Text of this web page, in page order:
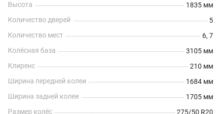
Высота
1835 мм
Количество дверей
5
Количество мест
6, 7
Колёсная база
3105 мм
Клиренс
210 мм
Ширина передней колеи
1684 мм
Ширина задней колеи
1705 мм
Размер колёс
275/50 R20